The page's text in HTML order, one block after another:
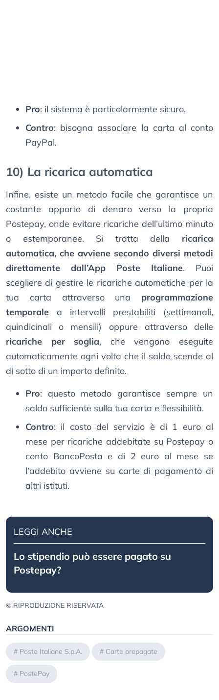
Pro: il sistema è particolarmente sicuro.
Contro: bisogna associare la carta al conto
PayPal.
10) La ricarica automatica
Infine, esiste un metodo facile che garantisce un
costante apporto di denaro verso la propria
Postepay, onde evitare ricariche dell’ultimo minuto
o estemporanee. Si tratta della ricarica
automatica, che avviene secondo diversi metodi
direttamente dall’App Poste Italiane. Puoi
scegliere di gestire le ricariche automatiche per la
tua carta attraverso una programmazione
temporale a intervalli prestabiliti (settimanali,
quindicinali o mensili) oppure attraverso delle
ricariche per soglia, che vengono eseguite
automaticamente ogni volta che il saldo scende al
di sotto di un importo definito.
Pro: questo metodo garantisce sempre un
saldo sufficiente sulla tua carta e flessibilità.
Contro: il costo del servizio è di 1 euro al
mese per ricariche addebitate su Postepay o
conto BancoPosta e di 2 euro al mese se
l’addebito avviene su carte di pagamento di
altri istituti.
LEGGI ANCHE
Lo stipendio può essere pagato su
Postepay?
© RIPRODUZIONE RISERVATA
ARGOMENTI
# Poste Italiane S.p.A. # Carte prepagate
# PostePay